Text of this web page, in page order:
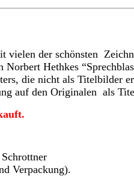
vielen der schönsten
Hethkes
die nicht als Titelbilder
auf den Originalen als
Verpackung).